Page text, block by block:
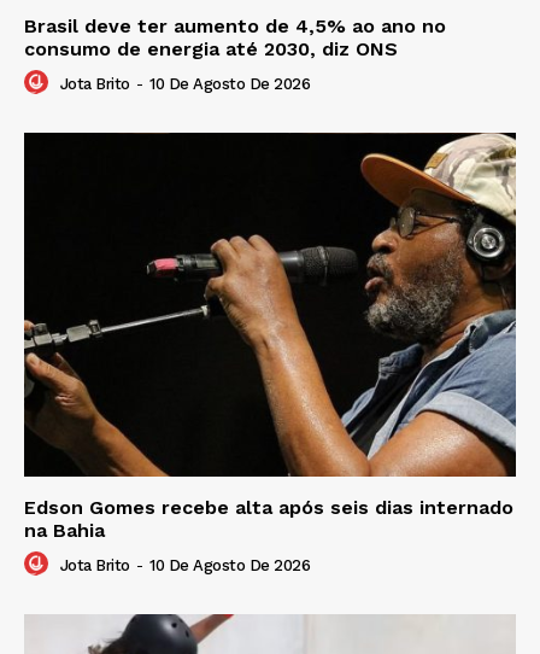
Brasil deve ter aumento de 4,5% ao ano no
consumo de energia até 2030, diz ONS
Jota Brito - 10 De Agosto De 2026
Edson Gomes recebe alta após seis dias internado
na Bahia
Jota Brito - 10 De Agosto De 2026